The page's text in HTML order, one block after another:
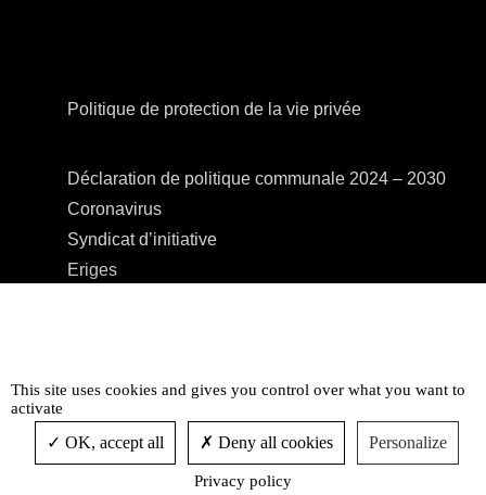
Politique de protection de la vie privée
Déclaration de politique communale 2024 – 2030
Coronavirus
Syndicat d’initiative
Eriges
Accessibilité
This site uses cookies and gives you control over what you want to
activate
OK, accept all Deny all cookies Personalize
Privacy policy